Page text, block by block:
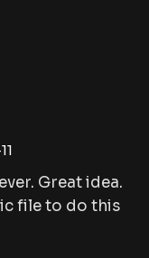
Great idea.
file to do this